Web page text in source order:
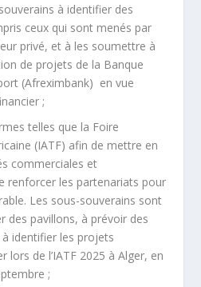
à identifier des
ceux qui sont menés par
privé, et à les soumettre à
de projets de la Banque
(Afreximbank) en vue
;
telles que la Foire
(IATF) afin de mettre en
commerciales et
renforcer les partenariats pour
Les sous-souverains sont
des pavillons, à prévoir des
identifier les projets
lors de l’IATF 2025 à Alger, en
;